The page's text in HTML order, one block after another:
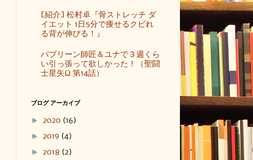
[紹介] 松村卓『骨ストレッチ ダ
イエット 1日5分で痩せるクビれ
る背が伸びる！』
パブリーン師匠＆ユナで３週くら
い引っ張って欲しかった！（聖闘
士星矢Ω 第14話）
ブログ アーカイブ
► 2020 (16)
► 2019 (4)
► 2018 (2)